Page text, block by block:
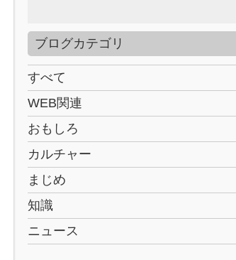
ブログカテゴリ
すべて
WEB関連
おもしろ
カルチャー
まじめ
知識
ニュース